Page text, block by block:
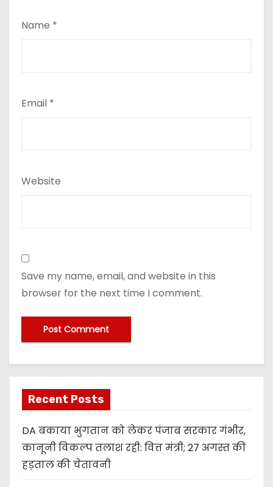
Name *
Email *
Website
Save my name, email, and website in this
browser for the next time I comment.
Recent Posts
DA बकाया भुगतान को लेकर पंजाब सरकार गंभीर,
कानूनी विकल्प तलाश रही: वित्त मंत्री; 27 अगस्त की
हड़ताल की चेतावनी